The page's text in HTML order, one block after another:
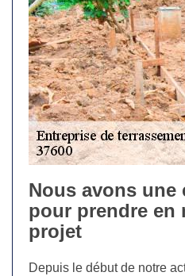
Nous avons une
pour prendre en
projet
Depuis le début de notre